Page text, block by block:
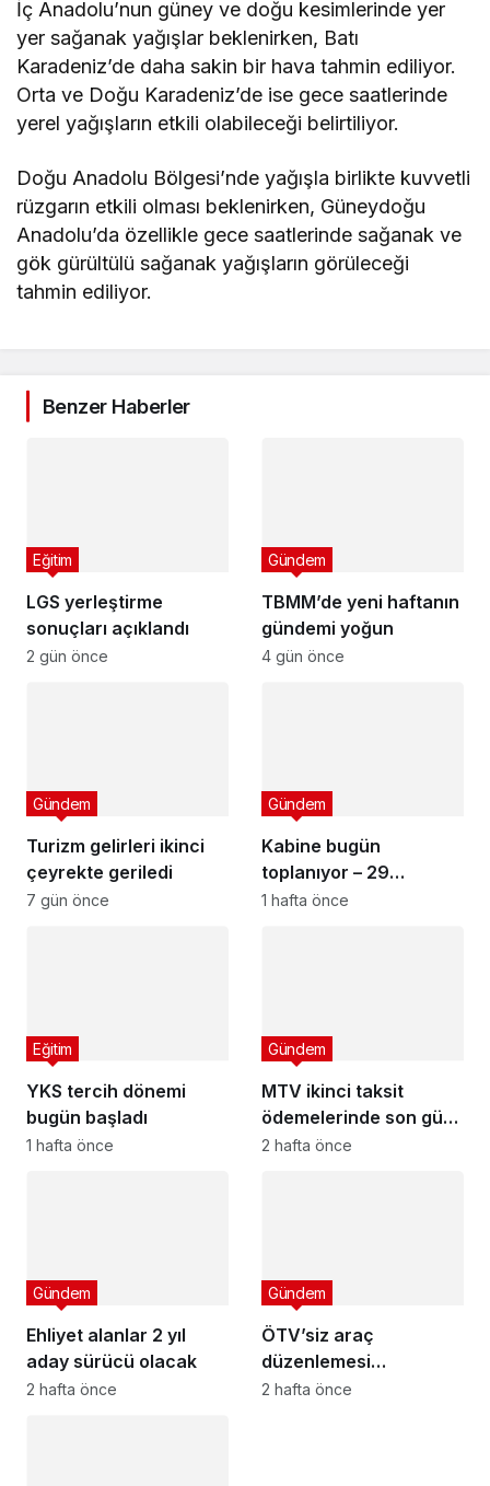
İç Anadolu’nun güney ve doğu kesimlerinde yer
yer sağanak yağışlar beklenirken, Batı
Karadeniz’de daha sakin bir hava tahmin ediliyor.
Orta ve Doğu Karadeniz’de ise gece saatlerinde
yerel yağışların etkili olabileceği belirtiliyor.
Doğu Anadolu Bölgesi’nde yağışla birlikte kuvvetli
rüzgarın etkili olması beklenirken, Güneydoğu
Anadolu’da özellikle gece saatlerinde sağanak ve
gök gürültülü sağanak yağışların görüleceği
tahmin ediliyor.
Benzer Haberler
LGS yerleştirme
sonuçları açıklandı
Eğitim
2 gün önce
TBMM’de yeni haftanın
gündemi yoğun
Gündem
4 gün önce
Turizm gelirleri ikinci
çeyrekte geriledi
Gündem
7 gün önce
Kabine bugün
toplanıyor – 29
Temmuz 2026
Gündem
1 hafta önce
YKS tercih dönemi
bugün başladı
Eğitim
1 hafta önce
MTV ikinci taksit
ödemelerinde son gün
cuma
Gündem
2 hafta önce
Ehliyet alanlar 2 yıl
aday sürücü olacak
Gündem
2 hafta önce
ÖTV’siz araç
düzenlemesi
Meclis’ten geçti mi?
Gündem
2 hafta önce